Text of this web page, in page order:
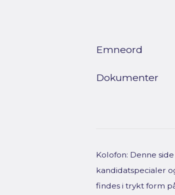
Emneord
Dokumenter
Kolofon: Denne
kandidatspecialer
findes i trykt form